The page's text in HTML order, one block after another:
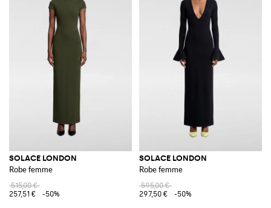
SOLACE LONDON
Robe femme
515,00 €
257,51 €
-50%
SOLACE LONDON
Robe femme
595,00 €
297,50 €
-50%